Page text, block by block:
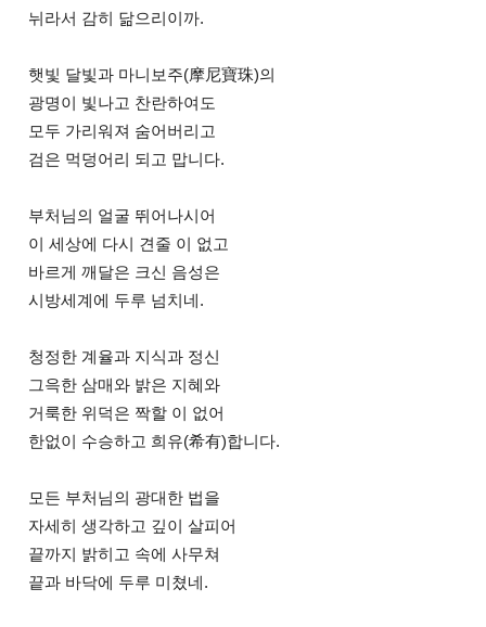
뉘라서 감히 닮으리이까.
햇빛 달빛과 마니보주(摩尼寶珠)의
광명이 빛나고 찬란하여도
모두 가리워져 숨어버리고
검은 먹덩어리 되고 맙니다.
부처님의 얼굴 뛰어나시어
이 세상에 다시 견줄 이 없고
바르게 깨달은 크신 음성은
시방세계에 두루 넘치네.
청정한 계율과 지식과 정신
그윽한 삼매와 밝은 지혜와
거룩한 위덕은 짝할 이 없어
한없이 수승하고 희유(希有)합니다.
모든 부처님의 광대한 법을
자세히 생각하고 깊이 살피어
끝까지 밝히고 속에 사무쳐
끝과 바닥에 두루 미쳤네.